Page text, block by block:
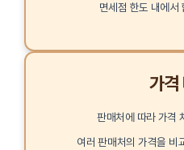
면세점 한도 내에서
가격
판매처에 따라 가격
여러 판매처의 가격을 비